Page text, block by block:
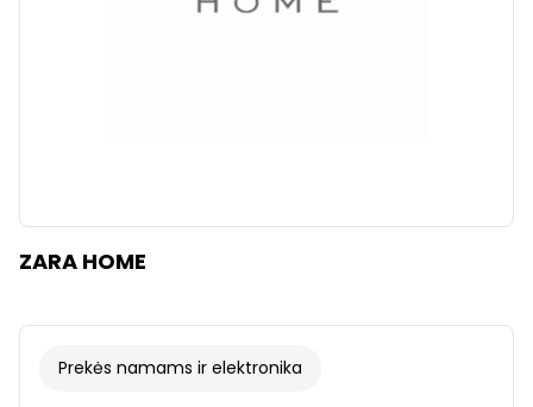
ZARA HOME
Prekės namams ir elektronika